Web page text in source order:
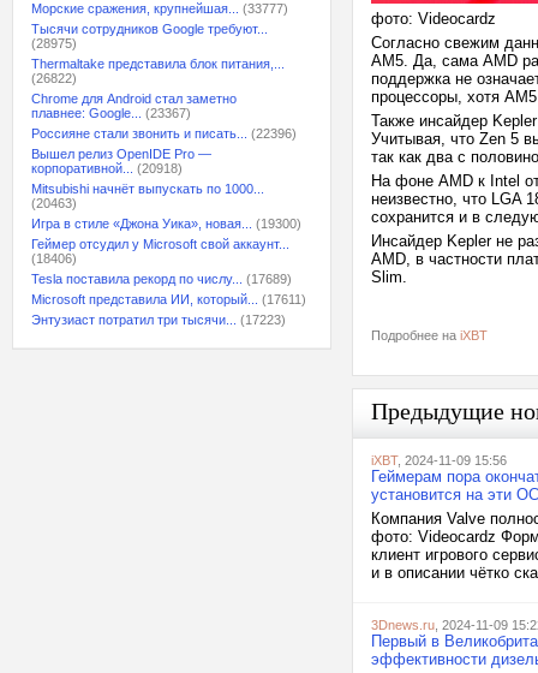
Морские сражения, крупнейшая...
(33777)
Тысячи сотрудников Google требуют...
(28975)
Thermaltake представила блок питания,...
(26822)
Chrome для Android стал заметно
плавнее: Google...
(23367)
Россияне стали звонить и писать...
(22396)
Вышел релиз OpenIDE Pro —
корпоративной...
(20918)
Mitsubishi начнёт выпускать по 1000...
(20463)
Игра в стиле «Джона Уика», новая...
(19300)
Геймер отсудил у Microsoft свой аккаунт...
(18406)
Tesla поставила рекорд по числу...
(17689)
Microsoft представила ИИ, который...
(17611)
Энтузиаст потратил три тысячи...
(17223)
фото: Videocardz
Согласно свежим
AM5. Да, сама AMD
поддержка не
процессоры, хотя
Также инсайдер
Учитывая, что Zen 5
так как два с
На фоне AMD к Intel
неизвестно, что LGA
сохранится и в
Инсайдер Kepler не
AMD, в частности
Slim.
Подробнее на iXBT
Предыдущие
iXBT, 2024-11-09 15:56
Геймерам пора
установится на эти ОС
Компания Valve
фото: Videocardz
клиент игрового
и в описании чётко
3Dnews.ru , 2024-11-09
Первый в
эффективности